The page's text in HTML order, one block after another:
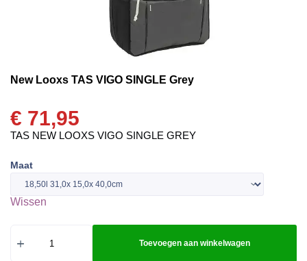
New Looxs TAS VIGO SINGLE Grey
€ 71,95
TAS NEW LOOXS VIGO SINGLE GREY
Maat
Wissen
Toevoegen aan winkelwagen